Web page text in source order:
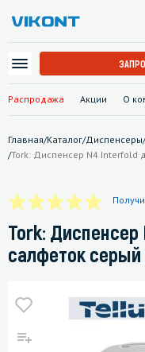
Распродажа Акции О
Главная/Каталог/Диспенсеры/
/Tork: Диспенсер N4 Interfold
Tork:
салфеток